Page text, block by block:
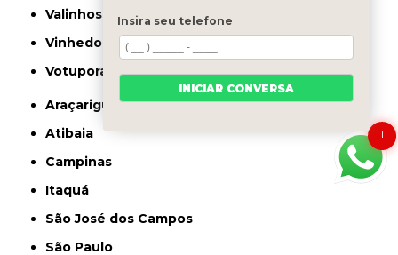
Valinhos
Vinhedo
Votuporanga
Araçariguama
Atibaia
Campinas
Itaquá
São José dos Campos
São Paulo
1
Insira seu telefone
INICIAR CONVERSA